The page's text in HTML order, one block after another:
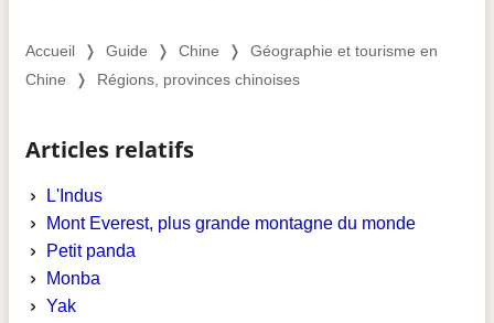
Accueil ❭ Guide ❭ Chine ❭ Géographie et tourisme en
Chine ❭ Régions, provinces chinoises
Articles relatifs
L'Indus
Mont Everest, plus grande montagne du monde
Petit panda
Monba
Yak